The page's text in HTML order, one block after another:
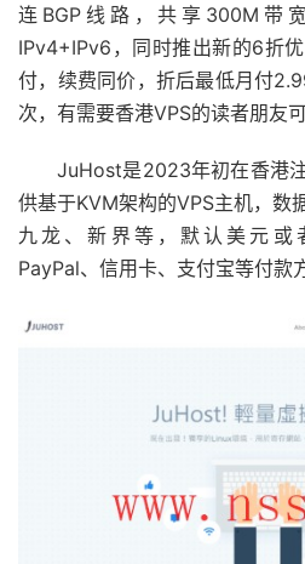
连BGP线路，共享300M带
IPv4+IPv6，同时推出新的6折
付，续费同价，折后最低月付
次，有需要香港VPS的读者朋友可
JuHost是2023年初在香港
供基于KVM架构的VPS主机，数
九龙、新界等，默认美元或
PayPal、信用卡、支付宝等付款